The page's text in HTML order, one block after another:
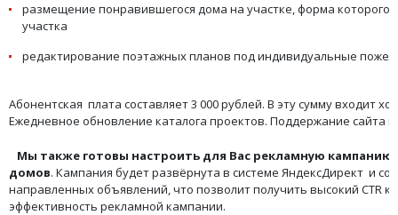
размещение понравившегося дома на участке, форма которого
участка
редактирование поэтажных планов под индивидуальные
Абонентская плата составляет 3 000 рублей. В эту сумму входит
Ежедневное обновление каталога проектов. Поддержание сайта в
Мы также готовы настроить для Вас рекламную кампанию
домов. Кампания будет развёрнута в системе ЯндексДирект и
направленных объявлений, что позволит получить высокий CTR
эффективность рекламной кампании.